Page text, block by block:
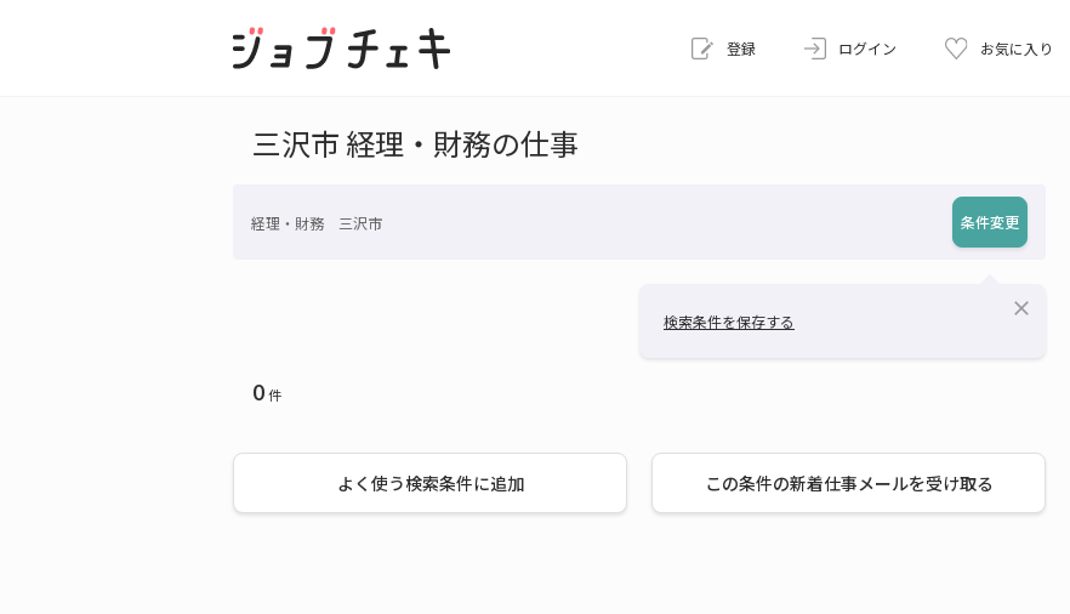
登録 ログイン お気に入り
三沢市 経理・財務の仕事
経理・財務 三沢市 条件変更
検索条件を保存する
close
0件
よく使う検索条件に追加 この条件の新着仕事メールを受け取る